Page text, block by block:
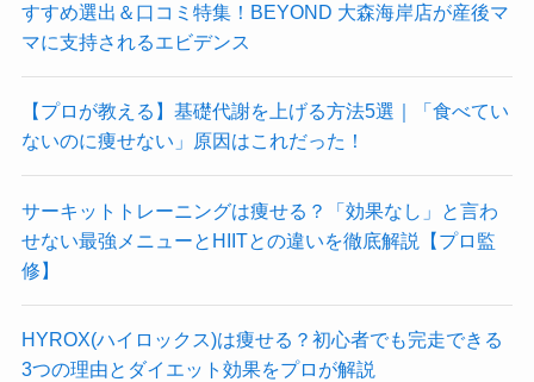
すすめ選出＆口コミ特集！BEYOND 大森海岸店が産後マ
マに支持されるエビデンス
【プロが教える】基礎代謝を上げる方法5選｜「食べてい
ないのに痩せない」原因はこれだった！
サーキットトレーニングは痩せる？「効果なし」と言わ
せない最強メニューとHIITとの違いを徹底解説【プロ監
修】
HYROX(ハイロックス)は痩せる？初心者でも完走できる
3つの理由とダイエット効果をプロが解説